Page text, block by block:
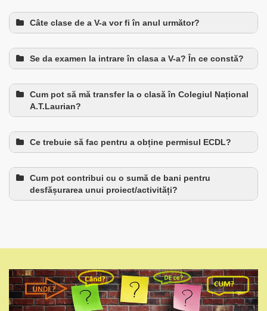
Câte clase de a V-a vor fi în anul următor?
Se da examen la intrare în clasa a V-a? În ce constă?
Cum pot să mă transfer la o clasă în Colegiul Național
A.T.Laurian?
Ce trebuie să fac pentru a obține permisul ECDL?
Cum pot contribui cu o sumă de bani pentru
desfășurarea unui proiect/activități?